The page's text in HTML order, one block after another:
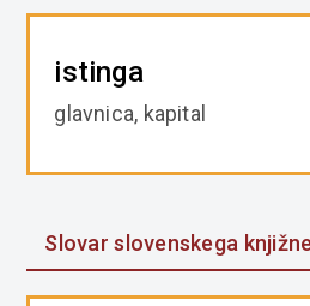
istinga
glavnica, kapital
Slovar slovenskega